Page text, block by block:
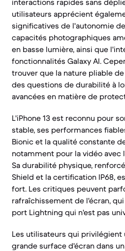
interactions rapides sans
utilisateurs apprécient
significatives de l'autonomie
capacités photographiques
en basse lumière, ainsi que
fonctionnalités Galaxy AI.
trouver que la nature pliable
des questions de durabilité à
avancées en matière de
L'iPhone 13 est reconnu pour
stable, ses performances
Bionic et la qualité constante
notamment pour la vidéo avec
Sa durabilité physique,
Shield et la certification IP68,
fort. Les critiques peuvent
rafraîchissement de l'écran,
port Lightning qui n'est pas
Les utilisateurs qui privilégient
grande surface d'écran dans